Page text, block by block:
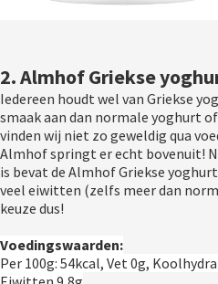
2. Almhof Griekse
Iedereen houdt wel van Griekse
smaak aan dan normale yoghurt
vinden wij niet zo geweldig qua
Almhof springt er echt bovenuit!
is bevat de Almhof Griekse
veel eiwitten (zelfs meer dan
keuze dus!
Voedingswaarden:
Per 100g: 54kcal, Vet 0g,